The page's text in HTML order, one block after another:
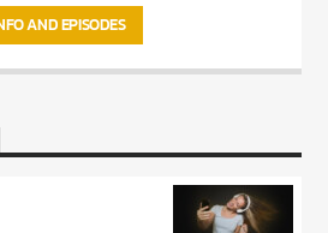
AND EPISODES